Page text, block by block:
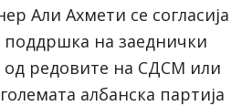
Али Ахмети се согласија
поддршка на заеднички
редовите на СДСМ или
албанска партија